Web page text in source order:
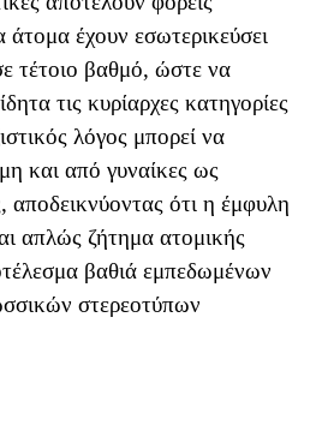
έχουν εσωτερικεύσει
τέτοιο βαθμό, ώστε να
τις κυρίαρχες κατηγορίες
λόγος μπορεί να
και από γυναίκες ως
αποδεικνύοντας ότι η έμφυλη
απλώς ζήτημα ατομικής
βαθιά εμπεδωμένων
στερεοτύπων